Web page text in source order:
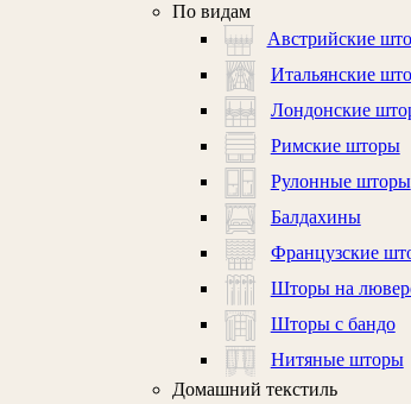
По видам
Австрийские
Итальянские
Лондонские
Римские шторы
Рулонные шторы
Балдахины
Французские
Шторы на
Шторы с бандо
Нитяные шторы
Домашний текстиль